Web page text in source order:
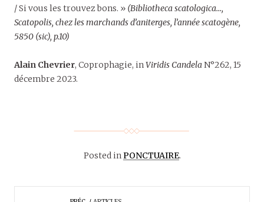
/ Si vous les trouvez bons. » (Bibliotheca scatologica…,
Scatopolis, chez les marchands d’aniterges, l’année scatogène,
5850 (sic), p.10)
Alain Chevrier, Coprophagie, inViridis CandelaN°262, 15
décembre 2023.
Posted inPONCTUAIRE.